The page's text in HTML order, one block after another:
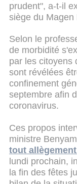
prudent", a-t-il
siège du
Selon le
de morbidité
par les citoyens
sont révélées
confinement
septembre afin
coronavirus.
Ces propos
ministre
tout
lundi prochain,
la fin des fêtes